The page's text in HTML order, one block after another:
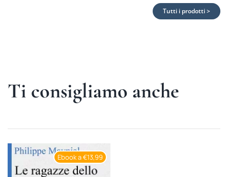
Tutti i prodotti >
Ti consigliamo anche
Ebook a €13,99